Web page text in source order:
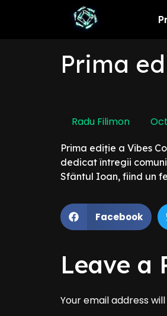
Prima
Radu Filimon
Prima ediție a Vibes
dedicat întregii
Sfântul Ioan, fiind un
Facebook
Leave a
Your email address